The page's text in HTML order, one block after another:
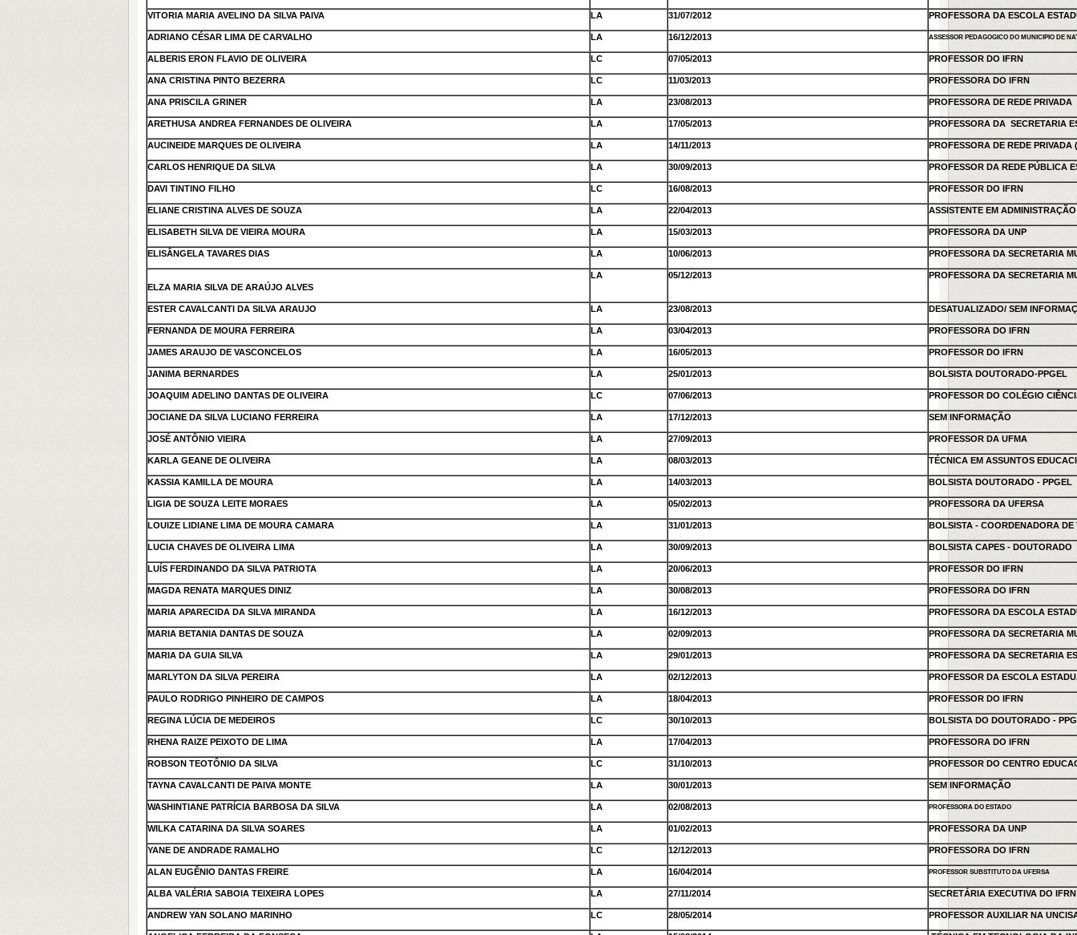
VITORIA MARIA AVELINO DA SILVA PAIVA LA 31/07/2012 PROFESSORA DA ESCOLA
ADRIANO CÉSAR LIMA DE CARVALHO LA 16/12/2013 ASSESSOR PEDAGOGICO DO MUNICIPIO DE
ALBERIS ERON FLAVIO DE OLIVEIRA LC 07/05/2013 PROFESSOR DO IFRN
ANA CRISTINA PINTO BEZERRA LC 11/03/2013 PROFESSORA DO IFRN
ANA PRISCILA GRINER LA 23/08/2013 PROFESSORA DE REDE PRIVADA
ARETHUSA ANDREA FERNANDES DE OLIVEIRA LA 17/05/2013 PROFESSORA DA SECRETARIA
AUCINEIDE MARQUES DE OLIVEIRA LA 14/11/2013 PROFESSORA DE REDE
CARLOS HENRIQUE DA SILVA LA 30/09/2013 PROFESSOR DA REDE PÚBLICA
DAVI TINTINO FILHO LC 16/08/2013 PROFESSOR DO IFRN
ELIANE CRISTINA ALVES DE SOUZA LA 22/04/2013 ASSISTENTE EM
ELISABETH SILVA DE VIEIRA MOURA LA 15/03/2013 PROFESSORA DA UNP
ELISÂNGELA TAVARES DIAS LA 10/06/2013 PROFESSORA DA SECRETARIA
ELZA MARIA SILVA DE ARAÚJO ALVES
LA 05/12/2013 PROFESSORA DA SECRETARIA
ESTER CAVALCANTI DA SILVA ARAUJO LA 23/08/2013 DESATUALIZADO/ SEM
FERNANDA DE MOURA FERREIRA LA 03/04/2013 PROFESSORA DO IFRN
JAMES ARAUJO DE VASCONCELOS LA 16/05/2013 PROFESSOR DO IFRN
JANIMA BERNARDES LA 25/01/2013 BOLSISTA DOUTORADO-PPGEL
JOAQUIM ADELINO DANTAS DE OLIVEIRA LC 07/06/2013 PROFESSOR DO COLÉGIO
JOCIANE DA SILVA LUCIANO FERREIRA LA 17/12/2013 SEM INFORMAÇÃO
JOSÉ ANTÔNIO VIEIRA LA 27/09/2013 PROFESSOR DA UFMA
KARLA GEANE DE OLIVEIRA LA 08/03/2013 TÉCNICA EM ASSUNTOS
KASSIA KAMILLA DE MOURA LA 14/03/2013 BOLSISTA DOUTORADO - PPGEL
LIGIA DE SOUZA LEITE MORAES LA 05/02/2013 PROFESSORA DA UFERSA
LOUIZE LIDIANE LIMA DE MOURA CAMARA LA 31/01/2013 BOLSISTA - COORDENADORA DE
LUCIA CHAVES DE OLIVEIRA LIMA LA 30/09/2013 BOLSISTA CAPES - DOUTORADO
LUÍS FERDINANDO DA SILVA PATRIOTA LA 20/06/2013 PROFESSOR DO IFRN
MAGDA RENATA MARQUES DINIZ LA 30/08/2013 PROFESSORA DO IFRN
MARIA APARECIDA DA SILVA MIRANDA LA 16/12/2013 PROFESSORA DA ESCOLA
MARIA BETANIA DANTAS DE SOUZA LA 02/09/2013 PROFESSORA DA SECRETARIA
MARIA DA GUIA SILVA LA 29/01/2013 PROFESSORA DA SECRETARIA
MARLYTON DA SILVA PEREIRA LA 02/12/2013 PROFESSOR DA ESCOLA
PAULO RODRIGO PINHEIRO DE CAMPOS LA 18/04/2013 PROFESSOR DO IFRN
REGINA LÚCIA DE MEDEIROS LC 30/10/2013 BOLSISTA DO DOUTORADO -
RHENA RAIZE PEIXOTO DE LIMA LA 17/04/2013 PROFESSORA DO IFRN
ROBSON TEOTÔNIO DA SILVA LC 31/10/2013 PROFESSOR DO CENTRO
TAYNA CAVALCANTI DE PAIVA MONTE LA 30/01/2013 SEM INFORMAÇÃO
WASHINTIANE PATRÍCIA BARBOSA DA SILVA LA 02/08/2013 PROFESSORA DO ESTADO
WILKA CATARINA DA SILVA SOARES LA 01/02/2013 PROFESSORA DA UNP
YANE DE ANDRADE RAMALHO LC 12/12/2013 PROFESSORA DO IFRN
ALAN EUGÊNIO DANTAS FREIRE LA 16/04/2014 PROFESSOR SUBSTITUTO DA UFERSA
ALBA VALÉRIA SABOIA TEIXEIRA LOPES LA 27/11/2014 SECRETÁRIA EXECUTIVA DO IFRN
ANDREW YAN SOLANO MARINHO LC 28/05/2014 PROFESSOR AUXILIAR NA